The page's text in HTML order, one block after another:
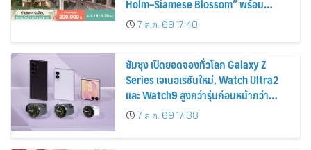
Holm–Siamese Blossom” พร้อม
ส่วนลดและสิทธิพิเศษถึง 31 สิงหาคม
2569
7 ส.ค. 69 17:40
ซัมซุง เปิดยอดจองทั่วโลก Galaxy Z
Series เจเนอเรชันใหม่, Watch Ultra2
และ Watch9 สูงกว่ารุ่นก่อนหน้ากว่า
30%7 ส.ค. 69 17:38